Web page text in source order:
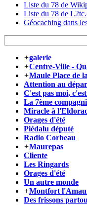
Liste du 78 de
Liste du 78 de
Géocaching dans
+galerie
+Centre-Ville -
+Maule Place de
Attention au
C'est pas moi,
La 7ème
Miracle à
Orages d'été
Piédalu député
Radio Corbeau
+Maurepas
Cliente
Les Ringards
Orages d'été
Un autre monde
+Montfort
Des frissons